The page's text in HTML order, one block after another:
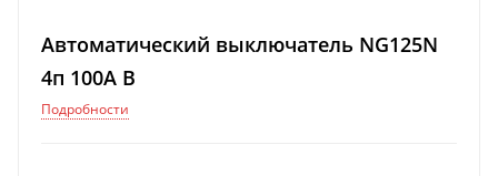
Автоматический выключатель NG125N
4п 100A B
Подробности